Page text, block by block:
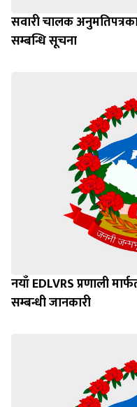
सवारी चालक अनुमतिपत्रका
सम्बन्धि सूचना
नयाँ EDLVRS प्रणाली
सम्बन्धी जानकारी